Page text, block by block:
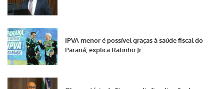
IPVA menor é possível graças à saúde fiscal do
Paraná, explica Ratinho Jr